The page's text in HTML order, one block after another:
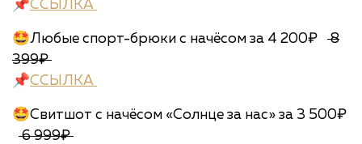
📌ССЫЛКА
🤩Любые спорт-брюки с начёсом за 4 200₽ 8
399₽
📌ССЫЛКА
🤩Свитшот с начёсом «Солнце за нас» за 3 500₽
6 999₽